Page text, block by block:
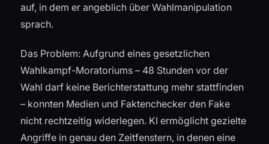
auf, in dem er angeblich über Wahlmanipulation
sprach.
Das Problem: Aufgrund eines gesetzlichen
Wahlkampf-Moratoriums – 48 Stunden vor der
Wahl darf keine Berichterstattung mehr stattfinden
– konnten Medien und Faktenchecker den Fake
nicht rechtzeitig widerlegen. KI ermöglicht gezielte
Angriffe in genau den Zeitfenstern, in denen eine